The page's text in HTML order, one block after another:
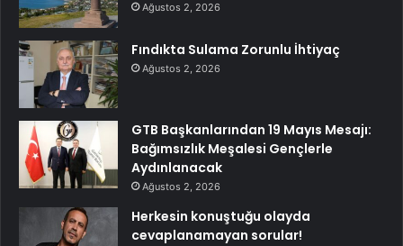
Ağustos 2, 2026
Fındıkta Sulama Zorunlu İhtiyaç
Ağustos 2, 2026
GTB Başkanlarından 19 Mayıs Mesajı:
Bağımsızlık Meşalesi Gençlerle
Aydınlanacak
Ağustos 2, 2026
Herkesin konuştuğu olayda
cevaplanamayan sorular!